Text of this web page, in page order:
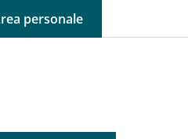
CURRENT LANGUAGE
personale